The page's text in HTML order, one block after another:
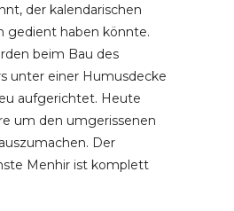
der kalendarischen
gedient haben könnte.
beim Bau des
unter einer Humusdecke
aufgerichtet. Heute
um den umgerissenen
Der
Menhir ist komplett